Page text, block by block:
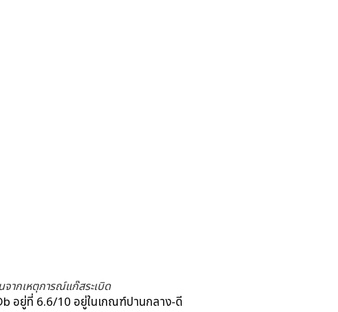
ากเหตุการณ์แก๊สระเบิด
อยู่ที่ 6.6/10 อยู่ในเกณฑ์ปานกลาง-ดี